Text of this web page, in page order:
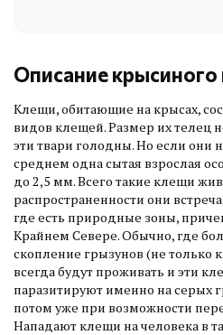
Описание
Клещи, обитающие на крысах,
видов клещей. Размер их телец
эти твари голодны. Но если они
среднем одна сытая взрослая
до 2,5 мм. Всего такие клещи
распространенности они
где есть природные зоны,
Крайнем Севере. Обычно, где
скопление грызунов (не только
всегда будут проживать и эти
паразитируют именно на серых
потом уже при возможности
Нападают клещи на человека в